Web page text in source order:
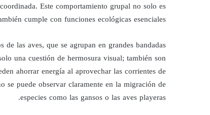
Este comportamiento grupal no solo es
cumple con funciones ecológicas esenciales.
las aves, que se agrupan en grandes bandadas
una cuestión de hermosura visual; también son
ahorrar energía al aprovechar las corrientes de
se puede observar claramente en la migración de
especies como las gansos o las aves playeras.